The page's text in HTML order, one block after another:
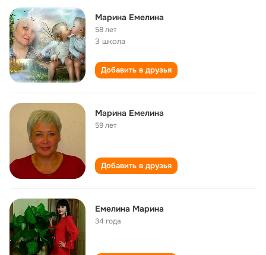
Марина Емелина
58 лет
3 школа
Добавить в друзья
Марина Емелина
59 лет
Добавить в друзья
Емелина Марина
34 года